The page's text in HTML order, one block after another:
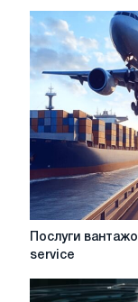
Послуги
компанії
Послуги
service